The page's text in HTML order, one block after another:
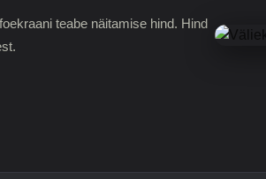
teabe näitamise hind. Hind